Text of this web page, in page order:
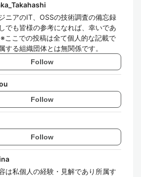
ニアのIT、OSSの技術調査の備忘録
でも皆様の参考になれば、幸いであ
ここでの投稿は全て個人的な記載で
する組織団体とは無関係です。
Follow
Follow
Follow
は私個人の経験・見解であり所属す